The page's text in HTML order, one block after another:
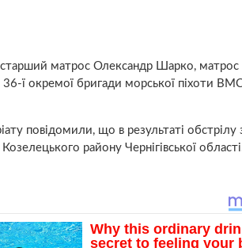
старший матрос Олександр Шарко, матрос
ї окремої бригади морської піхоти
повідомили, що в результаті обстрілу
району Чернігівської